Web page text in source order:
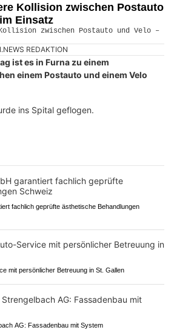
Kollision zwischen Postauto
Einsatz
REDAKTION
ist es in Furna zu einem
einem Postauto und einem Velo
ins Spital geflogen.
fachlich geprüfte ästhetische Behandlungen
mit persönlicher Betreuung in St. Gallen
AG: Fassadenbau mit System